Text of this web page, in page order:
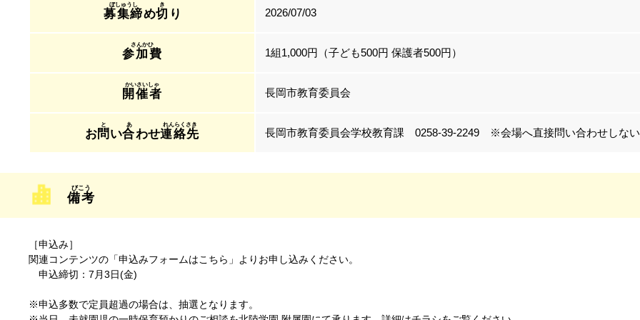
募集締め切 り 2026/07/03
参加費 1組1,000円（子ども500円 保護者500円）
開催者 長岡市教育委員会
お問 い合わせ連絡先 長岡市教育委員会学校教育課 0258-39-2249 ※会場へ直接問い合わせしない
備考
［申込み］
関連コンテンツの「申込みフォームはこちら」よりお申し込みください。
申込締切：7月3日(金)
※申込多数で定員超過の場合は、抽選となります。